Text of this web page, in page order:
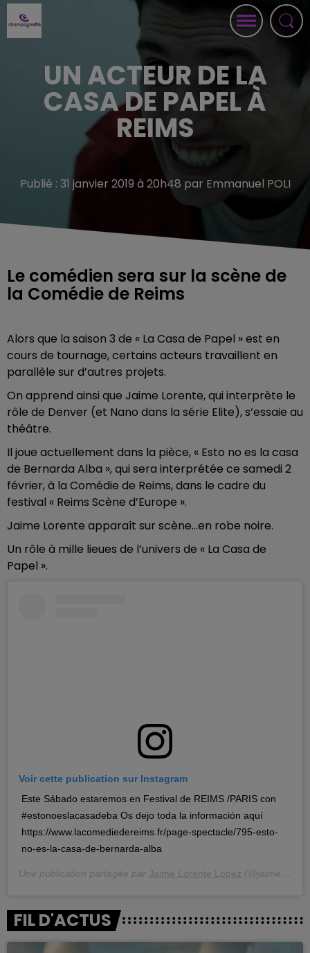
UN ACTEUR DE LA
CASA DE PAPEL À
REIMS
Publié : 31 janvier 2019 à 20h48 par Emmanuel POLI
Le comédien sera sur la scène de
la Comédie de Reims
Alors que la saison 3 de « La Casa de Papel » est en
cours de tournage, certains acteurs travaillent en
parallèle sur d’autres projets.
On apprend ainsi que Jaime Lorente, qui interprète le
rôle de Denver (et Nano dans la série Elite), s’essaie au
théâtre.
Il joue actuellement dans la pièce, « Esto no es la casa
de Bernarda Alba », qui sera interprétée ce samedi 2
février, à la Comédie de Reims, dans le cadre du
festival « Reims Scène d’Europe ».
Jaime Lorente apparaît sur scène…en robe noire.
Un rôle à mille lieues de l’univers de « La Casa de
Papel ».
Voir cette publication sur Instagram
Este Sábado estaremos en Festival de REIMS /PARIS con
#estonoeslacasadeba Os dejo toda la información aquí
https://www.lacomediedereims.fr/page-spectacle/795-esto-
no-es-la-casa-de-bernarda-alba
Une publication partagée par Jaime Lorente Lopez (@jaimelorentelo) le
FIL D'ACTUS